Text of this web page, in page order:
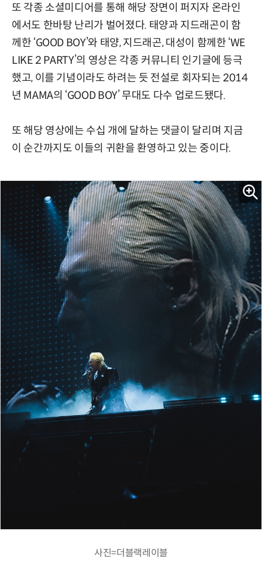
또 각종 소셜미디어를 통해 해당 장면이 퍼지자 온라인
에서도 한바탕 난리가 벌어졌다. 태양과 지드래곤이 함
께한 ‘GOOD BOY’와 태양, 지드래곤, 대성이 함께한 ‘WE
LIKE 2 PARTY’의 영상은 각종 커뮤니티 인기글에 등극
했고, 이를 기념이라도 하려는 듯 전설로 회자되는 2014
년 MAMA의 ‘GOOD BOY’ 무대도 다수 업로드됐다.
또 해당 영상에는 수십 개에 달하는 댓글이 달리며 지금
이 순간까지도 이들의 귀환을 환영하고 있는 중이다.
사진=더블랙레이블